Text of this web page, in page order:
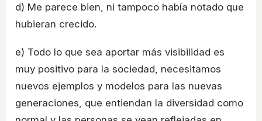
d) Me parece bien, ni tampoco había notado que
hubieran crecido.
e) Todo lo que sea aportar más visibilidad es
muy positivo para la sociedad, necesitamos
nuevos ejemplos y modelos para las nuevas
generaciones, que entiendan la diversidad como